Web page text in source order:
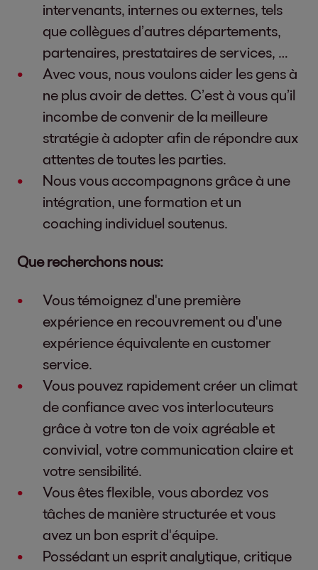
intervenants, internes ou externes, tels
que collègues d’autres départements,
partenaires, prestataires de services, …
Avec vous, nous voulons aider les gens à
ne plus avoir de dettes. C’est à vous qu’il
incombe de convenir de la meilleure
stratégie à adopter afin de répondre aux
attentes de toutes les parties.
Nous vous accompagnons grâce à une
intégration, une formation et un
coaching individuel soutenus.
Que recherchons nous:
Vous témoignez d'une première
expérience en recouvrement ou d'une
expérience équivalente en customer
service.
Vous pouvez rapidement créer un climat
de confiance avec vos interlocuteurs
grâce à votre ton de voix agréable et
convivial, votre communication claire et
votre sensibilité.
Vous êtes flexible, vous abordez vos
tâches de manière structurée et vous
avez un bon esprit d'équipe.
Possédant un esprit analytique, critique